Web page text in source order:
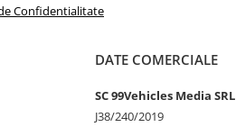
Confidentialitate
DATE COMERCIALE
SC 99Vehicles Media SRL
J38/240/2019